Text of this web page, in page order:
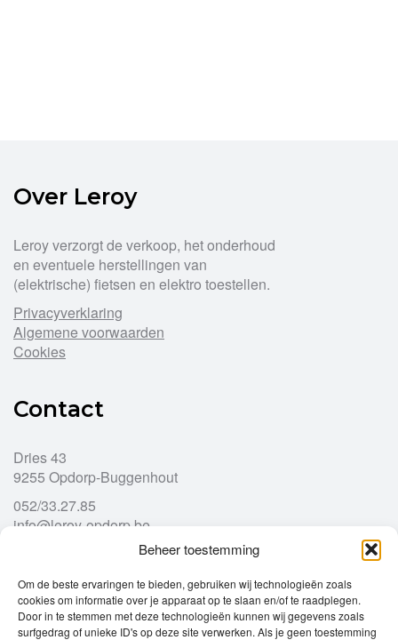
Beheer toestemming
Om de beste ervaringen te bieden, gebruiken wij technologieën zoals
cookies om informatie over je apparaat op te slaan en/of te raadplegen.
Door in te stemmen met deze technologieën kunnen wij gegevens zoals
surfgedrag of unieke ID's op deze site verwerken. Als je geen toestemming
Over Leroy
Leroy verzorgt de verkoop, het onderhoud
en eventuele herstellingen van
(elektrische) fietsen en elektro toestellen.
Privacyverklaring
Algemene voorwaarden
Cookies
Contact
Dries 43
9255 Opdorp-Buggenhout
052/33.27.85
info@leroy-opdorp.be
Openingsuren
Ma gesloten